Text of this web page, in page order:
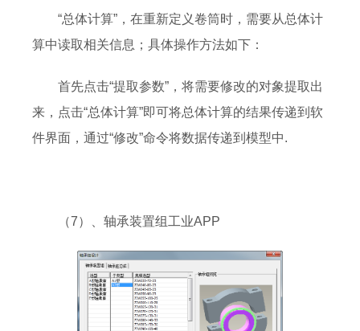
“总体计算”，在重新定义卷筒时，需要从总体计
算中读取相关信息；具体操作方法如下：
首先点击“提取参数”，将需要修改的对象提取出
来，点击“总体计算”即可将总体计算的结果传递到软
件界面，通过“修改”命令将数据传递到模型中.
（7）、轴承装置组工业APP